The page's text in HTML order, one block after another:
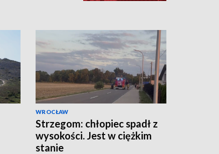
WROCŁAW
Strzegom: chłopiec spadł z
wysokości. Jest w ciężkim
stanie